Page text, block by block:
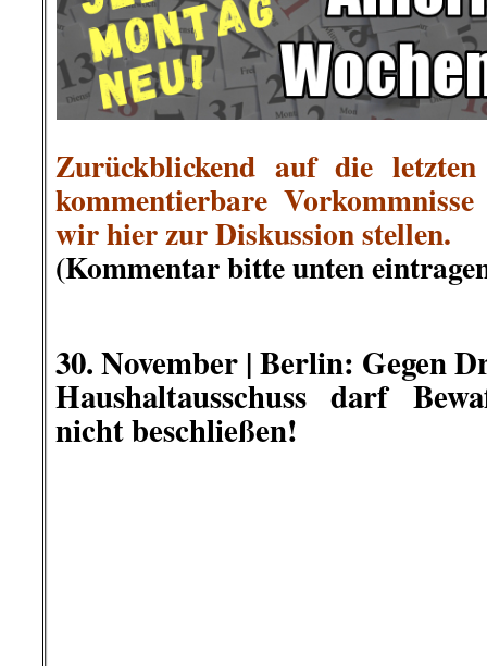
Am 16. Dezember könnte mit dem
auch die Bewaffnung der
beschlossen werden. Auf dem
haben am Wochenende jedoch
die Bewaffnung dieser Drohnen
Parteibonzen wieder einmal den
ignorieren?
…Fiete Jensen, RoterMorgen
.
30. November |„Bolsonaristas“
Niederlage ein –
Hoffnung für Brasiliens